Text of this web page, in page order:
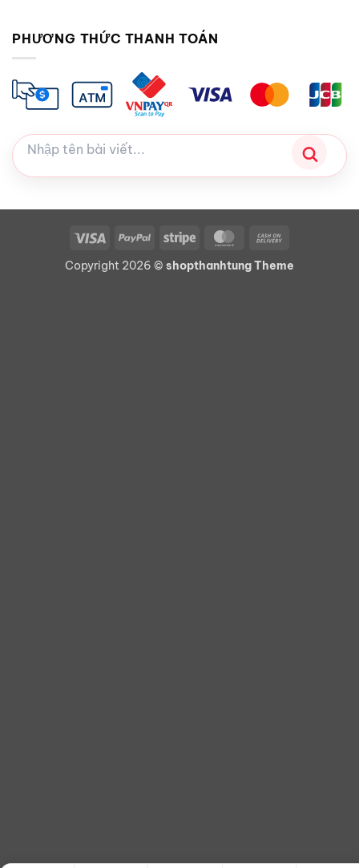
PHƯƠNG THỨC THANH TOÁN
Visa PayPal Stripe MasterCard
Delivery
Copyright 2026 © shopthanhtung Theme